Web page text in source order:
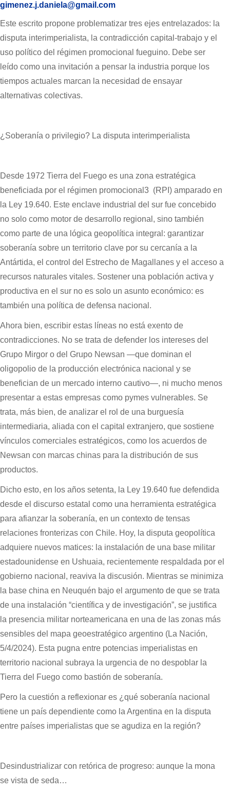
gimenez.j.daniela@gmail.com
Este escrito propone problematizar tres ejes entrelazados: la
disputa interimperialista, la contradicción capital-trabajo y el
uso político del régimen promocional fueguino. Debe ser
leído como una invitación a pensar la industria porque los
tiempos actuales marcan la necesidad de ensayar
alternativas colectivas.
¿Soberanía o privilegio? La disputa interimperialista
Desde 1972 Tierra del Fuego es una zona estratégica
beneficiada por el régimen promocional3 (RPI) amparado en
la Ley 19.640. Este enclave industrial del sur fue concebido
no solo como motor de desarrollo regional, sino también
como parte de una lógica geopolítica integral: garantizar
soberanía sobre un territorio clave por su cercanía a la
Antártida, el control del Estrecho de Magallanes y el acceso a
recursos naturales vitales. Sostener una población activa y
productiva en el sur no es solo un asunto económico: es
también una política de defensa nacional.
Ahora bien, escribir estas líneas no está exento de
contradicciones. No se trata de defender los intereses del
Grupo Mirgor o del Grupo Newsan —que dominan el
oligopolio de la producción electrónica nacional y se
benefician de un mercado interno cautivo—, ni mucho menos
presentar a estas empresas como pymes vulnerables. Se
trata, más bien, de analizar el rol de una burguesía
intermediaria, aliada con el capital extranjero, que sostiene
vínculos comerciales estratégicos, como los acuerdos de
Newsan con marcas chinas para la distribución de sus
productos.
Dicho esto, en los años setenta, la Ley 19.640 fue defendida
desde el discurso estatal como una herramienta estratégica
para afianzar la soberanía, en un contexto de tensas
relaciones fronterizas con Chile. Hoy, la disputa geopolítica
adquiere nuevos matices: la instalación de una base militar
estadounidense en Ushuaia, recientemente respaldada por el
gobierno nacional, reaviva la discusión. Mientras se minimiza
la base china en Neuquén bajo el argumento de que se trata
de una instalación “científica y de investigación”, se justifica
la presencia militar norteamericana en una de las zonas más
sensibles del mapa geoestratégico argentino (La Nación,
5/4/2024). Esta pugna entre potencias imperialistas en
territorio nacional subraya la urgencia de no despoblar la
Tierra del Fuego como bastión de soberanía.
Pero la cuestión a reflexionar es ¿qué soberanía nacional
tiene un país dependiente como la Argentina en la disputa
entre países imperialistas que se agudiza en la región?
Desindustrializar con retórica de progreso: aunque la mona
se vista de seda…